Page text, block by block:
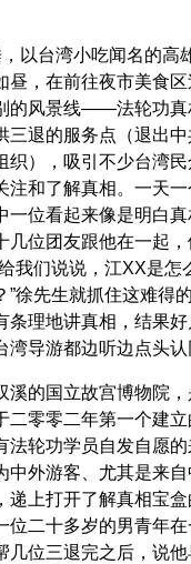
以台湾小吃闻名的高
昼，在前往夜市美食区
的风景线——法轮功真
三退的服务点（退出中
织），吸引不少台湾民
注和了解真相。一天一
一位看起来像是明白
几位团友跟他在一起，
我们说说，江XX是怎
”徐先生就抓住这难得
条理地讲真相，结果好
湾导游都边听边点头认
溪的国立故宫博物院，
二零零二年第一个建立
法轮功学员自发自愿的
中外游客、尤其是来自
递上打开了解真相宝盒
位二十多岁的男青年在
几位三退完之后，说他